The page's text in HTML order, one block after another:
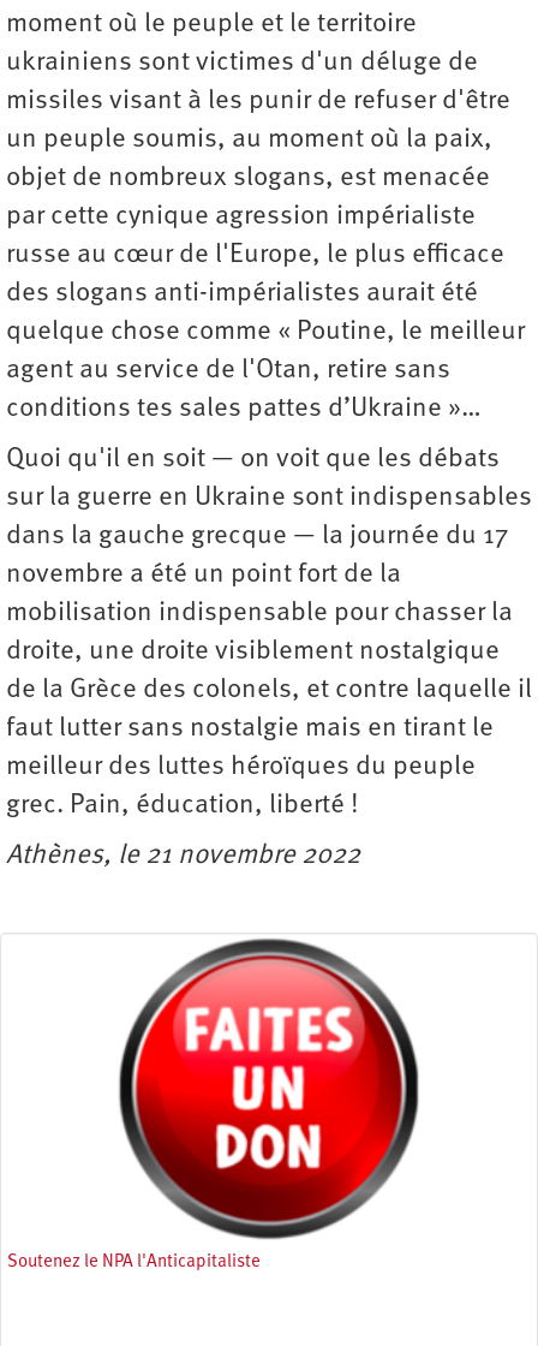
moment où le peuple et le territoire
ukrainiens sont victimes d'un déluge de
missiles visant à les punir de refuser d'être
un peuple soumis, au moment où la paix,
objet de nombreux slogans, est menacée
par cette cynique agression impérialiste
russe au cœur de l'Europe, le plus efficace
des slogans anti-impérialistes aurait été
quelque chose comme « Poutine, le meilleur
agent au service de l'Otan, retire sans
conditions tes sales pattes d’Ukraine »…
Quoi qu'il en soit — on voit que les débats
sur la guerre en Ukraine sont indispensables
dans la gauche grecque — la journée du 17
novembre a été un point fort de la
mobilisation indispensable pour chasser la
droite, une droite visiblement nostalgique
de la Grèce des colonels, et contre laquelle il
faut lutter sans nostalgie mais en tirant le
meilleur des luttes héroïques du peuple
grec. Pain, éducation, liberté !
Athènes, le 21 novembre 2022
Soutenez le NPA l'Anticapitaliste